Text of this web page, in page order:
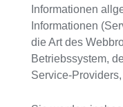
Informationen
Informationen
die Art des
Betriebssystem,
Service-